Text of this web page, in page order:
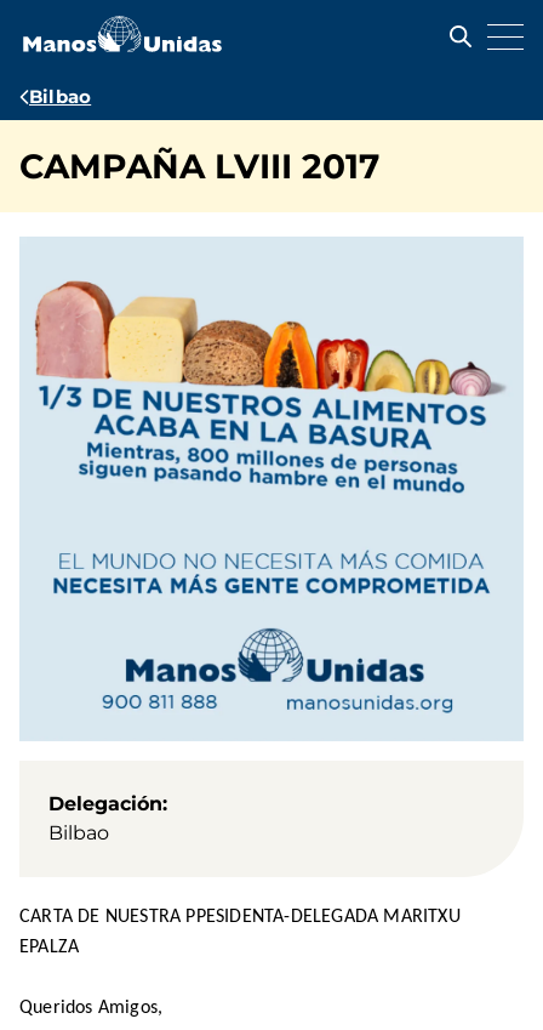
contenido
Ruta
navegación
Bilbao
CAMPAÑA LVIII 2017
Delegación
Bilbao
CARTA DE NUESTRA PPESIDENTA-DELEGADA MARITXU
EPALZA
Queridos Amigos,